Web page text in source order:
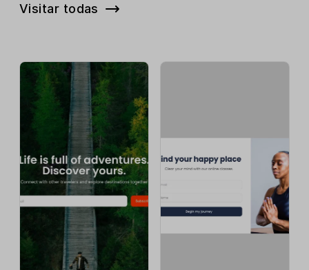
Visitar todas